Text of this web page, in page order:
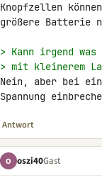
Knopfzellen
größere Batterie
> Kann irgend
> mit kleinerem
Nein, aber bei
Spannung
Antwort
O oszi40Gast